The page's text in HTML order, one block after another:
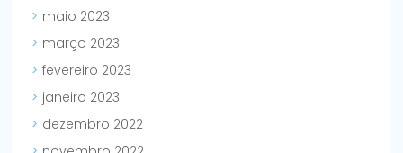
maio 2023
março 2023
fevereiro 2023
janeiro 2023
dezembro 2022